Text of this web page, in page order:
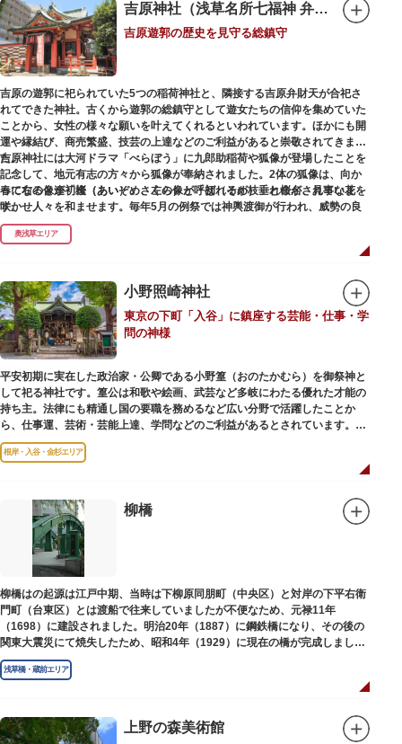
吉原神社（浅草名所七福神 弁財天）
吉原遊郭の歴史を見守る総鎮守
吉原の遊郭に祀られていた5つの稲荷神社と、隣接する吉原弁財天が合祀さ
れてできた神社。古くから遊郭の総鎮守として遊女たちの信仰を集めていた
ことから、女性の様々な願いを叶えてくれるといわれています。ほかにも開
運や縁結び、商売繁盛、技芸の上達などのご利益があると崇敬されてきまし
た。
春になると逢初桜（あいぞめさくら）と呼ばれるが枝垂れ桜が、見事な花を
咲かせ人々を和ませます。毎年5月の例祭では神輿渡御が行われ、威勢の良
い掛け声とともに各町は活気にあふれます。
吉原弁財天は浅草名所七福神の一社・弁財天にあたり、七福神に関する授与
吉原神社には大河ドラマ「べらぼう」に九郎助稲荷や狐像が登場したことを
記念して、地元有志の方々から狐像が奉納されました。2体の狐像は、向か
って右の像が「逢（あい）」、左の像が「初（そめ）」と命名されていま
す。
奥浅草エリア
小野照崎神社
東京の下町「入谷」に鎮座する芸能・仕事・学
問の神様
平安初期に実在した政治家・公卿である小野篁（おのたかむら）を御祭神と
して祀る神社です。篁公は和歌や絵画、武芸など多岐にわたる優れた才能の
持ち主。法律にも精通し国の要職を務めるなど広い分野で活躍したことか
ら、仕事運、芸術・芸能上達、学問などのご利益があるとされています。
境内には、国の重要有形民俗文化財であるミニチュアの富士山「富士塚」
や、日本三大に数えられる「庚申塚」、昭和を代表する囲碁棋士・藤沢秀行
印は、うっとりするほど美しいデザインで人気を博しています。
江戸後期には、学問の神様である菅原道真公も回向院より遷され、境内にあ
る末社を含めて15柱もの神様が祀られています。俳優の渥美清が願をかけた
神社としても知られ、映画「男はつらいよ」で寅さんが首にかけているお守
りは、ここ小野照崎神社のものです。
根岸・入谷・金杉エリア
柳橋
柳橋はの起源は江戸中期、当時は下柳原同朋町（中央区）と対岸の下平右衛
門町（台東区）とは渡船で往来していましたが不便なため、元禄11年
（1698）に建設されました。明治20年（1887）に鋼鉄橋になり、その後の
関東大震災にて焼失したため、昭和4年（1929）に現在の橋が完成しまし
た。
浅草橋・蔵前エリア
上野の森美術館